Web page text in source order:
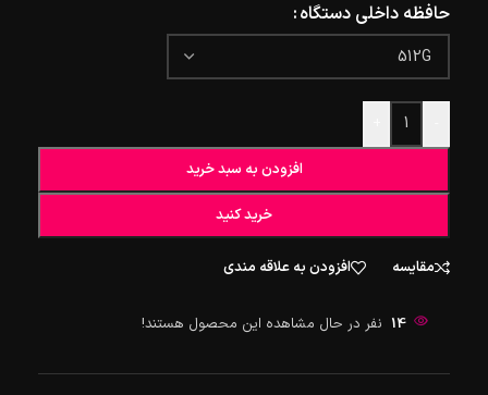
حافظه داخلی دستگاه
افزودن به سبد خرید
خرید کنید
مقایسه افزودن به علاقه مندی
14 نفر در حال مشاهده این محصول هستند!